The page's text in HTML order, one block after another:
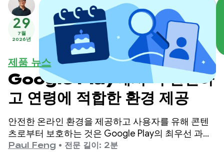
29
7월
2026년
제품 뉴스
Google Play에서 더 안전하
고 연령에 적합한 환경 제공
안전한 온라인 환경을 제공하고 사용자를 유해 콘텐
츠로부터 보호하는 것은 Google Play의 최우선 과제
입니다.
Paul Feng • 전문 길이: 2분